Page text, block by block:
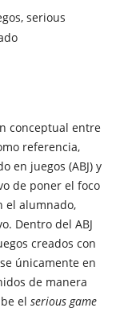
serious
conceptual entre
referencia,
en juegos (ABJ) y
de poner el foco
el alumnado,
Dentro del ABJ
creados con
únicamente en
de manera
el serious game